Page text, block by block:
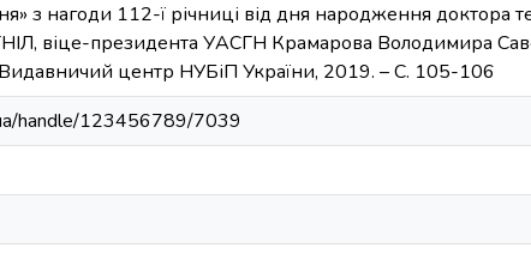
з нагоди 112-ї річниці від дня народження доктора
віце-президента УАСГН Крамарова Володимира
центр НУБіП України, 2019. – C. 105-106
handle/123456789/7039